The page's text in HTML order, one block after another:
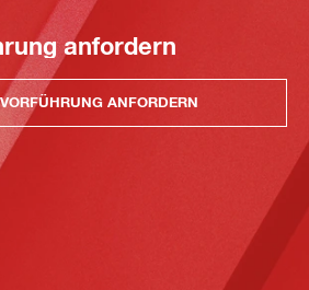
anfordern
ANFORDERN